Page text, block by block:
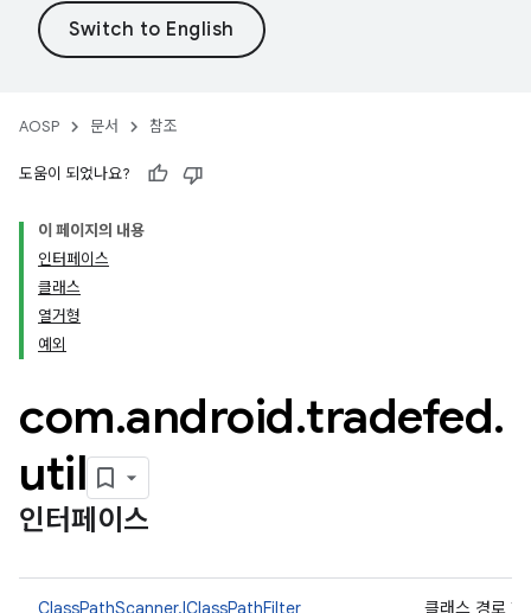
AOSP 문서 참조
도움이 되었나요?
이 페이지의 내용
인터페이스
클래스
열거형
예외
com.android.tradefed.
util
인터페이스
ClassPathScanner.IClassPathFilter
클래스 경로 항